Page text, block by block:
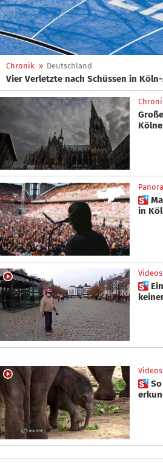
Chronik » Deutschland
Vier Verletzte nach Schüssen in
 Max von Milland begeistert
in
Videos
 Ein Clown macht noch
Videos
 So süß: Elefantenbaby